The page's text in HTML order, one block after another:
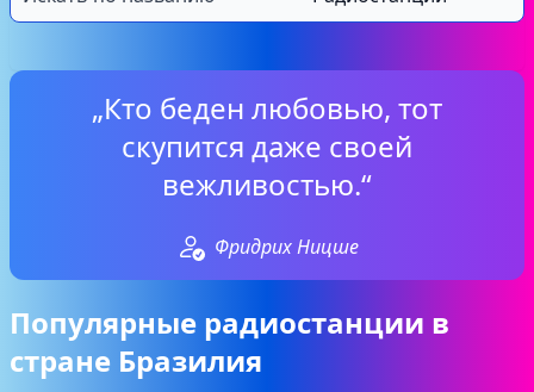
„Кто беден любовью, тот
скупится даже своей
вежливостью.“
Фридрих Ницше
Популярные радиостанции в
стране Бразилия